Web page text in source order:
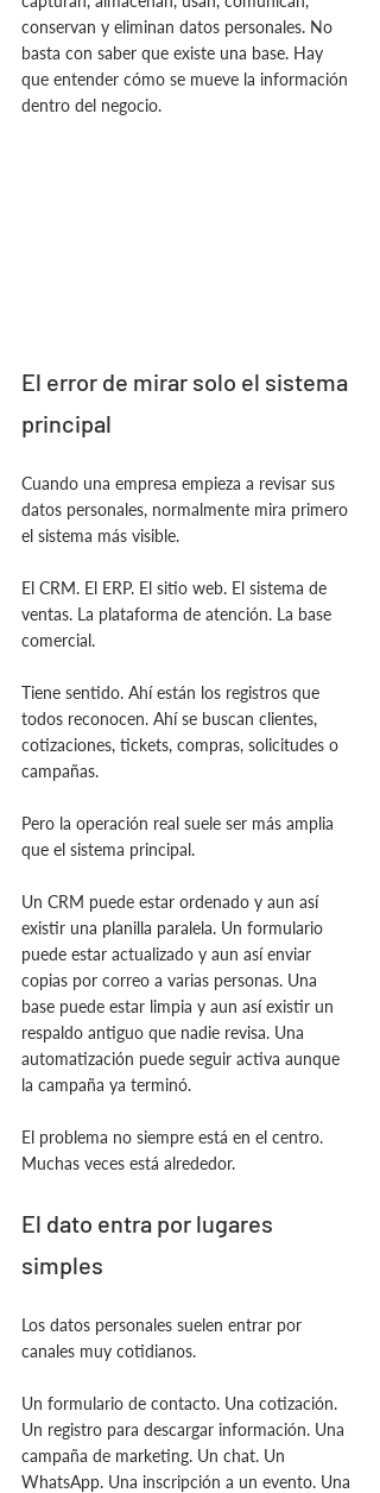
conservan y eliminan datos personales. No
basta con saber que existe una base. Hay
que entender cómo se mueve la información
dentro del negocio.
El error de mirar solo el sistema
principal
Cuando una empresa empieza a revisar sus
datos personales, normalmente mira primero
el sistema más visible.
El CRM. El ERP. El sitio web. El sistema de
ventas. La plataforma de atención. La base
comercial.
Tiene sentido. Ahí están los registros que
todos reconocen. Ahí se buscan clientes,
cotizaciones, tickets, compras, solicitudes o
campañas.
Pero la operación real suele ser más amplia
que el sistema principal.
Un CRM puede estar ordenado y aun así
existir una planilla paralela. Un formulario
puede estar actualizado y aun así enviar
copias por correo a varias personas. Una
base puede estar limpia y aun así existir un
respaldo antiguo que nadie revisa. Una
automatización puede seguir activa aunque
la campaña ya terminó.
El problema no siempre está en el centro.
Muchas veces está alrededor.
El dato entra por lugares
simples
Los datos personales suelen entrar por
canales muy cotidianos.
Un formulario de contacto. Una cotización.
Un registro para descargar información. Una
campaña de marketing. Un chat. Un
WhatsApp. Una inscripción a un evento. Una